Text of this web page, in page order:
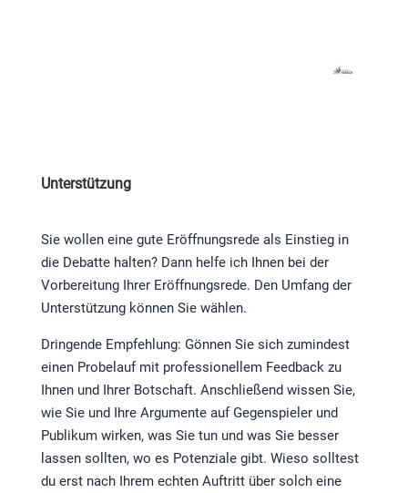
Unterstützung
Sie wollen eine gute Eröffnungsrede als Einstieg in
die Debatte halten? Dann helfe ich Ihnen bei der
Vorbereitung Ihrer Eröffnungsrede. Den Umfang der
Unterstützung können Sie wählen.
Dringende Empfehlung: Gönnen Sie sich zumindest
einen Probelauf mit professionellem Feedback zu
Ihnen und Ihrer Botschaft. Anschließend wissen Sie,
wie Sie und Ihre Argumente auf Gegenspieler und
Publikum wirken, was Sie tun und was Sie besser
lassen sollten, wo es Potenziale gibt. Wieso solltest
du erst nach Ihrem echten Auftritt über solch eine